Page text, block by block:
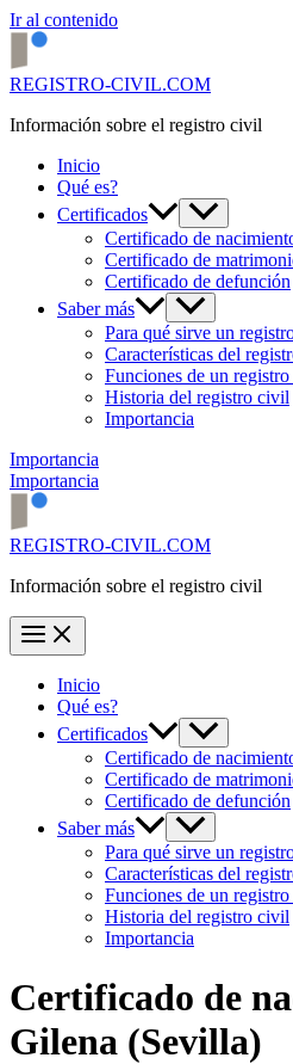
Ir al contenido
REGISTRO-CIVIL.COM
Información sobre el registro civil
Inicio
Qué es?
Certificados
Certificado de
Certificado de
Certificado de defunción
Saber más
Para qué sirve un
Características del
Funciones de un
Historia del registro civil
Importancia
Importancia
Importancia
REGISTRO-CIVIL.COM
Información sobre el registro civil
Inicio
Qué es?
Certificados
Certificado de
Certificado de
Certificado de defunción
Saber más
Para qué sirve un
Características del
Funciones de un
Historia del registro civil
Importancia
Certificado de
Gilena (Sevilla)